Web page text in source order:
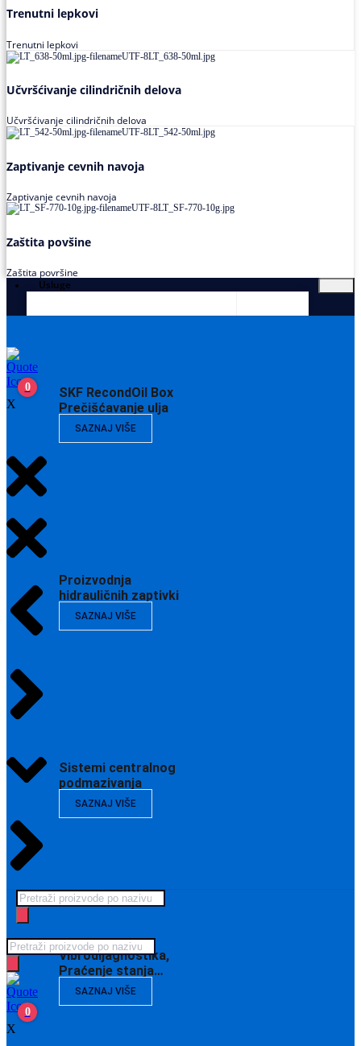
Trenutni lepkovi
Trenutni lepkovi
Učvršćivanje cilindričnih delova
Učvršćivanje cilindričnih delova
Zaptivanje cevnih navoja
Zaptivanje cevnih navoja
Zaštita povšine
Zaštita površine
Usluge
SKF RecondOil Box
Prečišćavanje ulja
SAZNAJ VIŠE
Proizvodnja
hidrauličnih zaptivki
SAZNAJ VIŠE
Sistemi centralnog
podmazivanja
SAZNAJ VIŠE
Vibrodijagnostika,
Praćenje stanja…
SAZNAJ VIŠE
0
X
Products
search
Products
search
0
X